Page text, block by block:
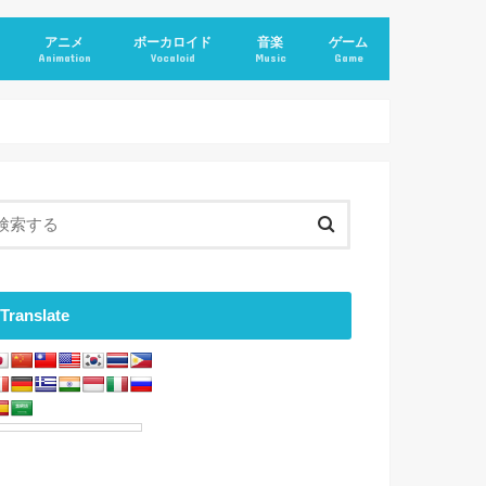
アニメ
Animation
ボーカロイド
Vocaloid
音楽
Music
ゲーム
Game
Translate